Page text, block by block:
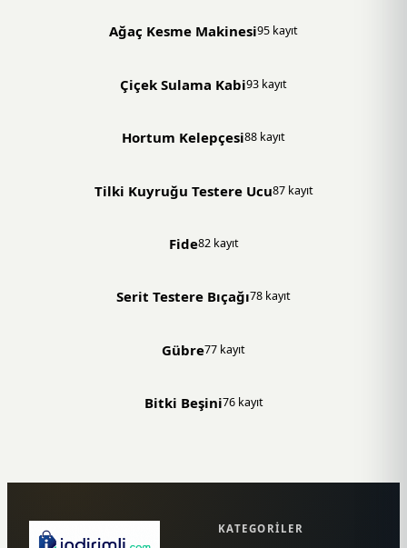
Ağaç Kesme Makinesi95 kayıt
Çiçek Sulama Kabi93 kayıt
Hortum Kelepçesi88 kayıt
Tilki Kuyruğu Testere Ucu87 kayıt
Fide82 kayıt
Serit Testere Bıçağı78 kayıt
Gübre77 kayıt
Bitki Beşini76 kayıt
KATEGORILER